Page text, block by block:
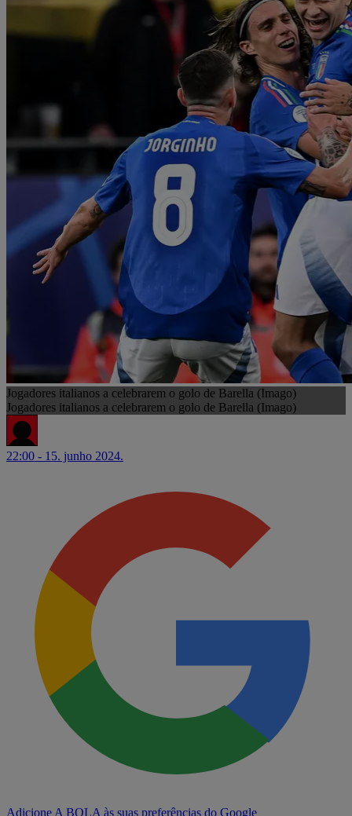
Jogadores italianos a celebrarem o golo de Barella (Imago)
Jogadores italianos a celebrarem o golo de Barella (Imago)
22:00 - 15. junho 2024.
Adicione A BOLA às suas preferências do Google